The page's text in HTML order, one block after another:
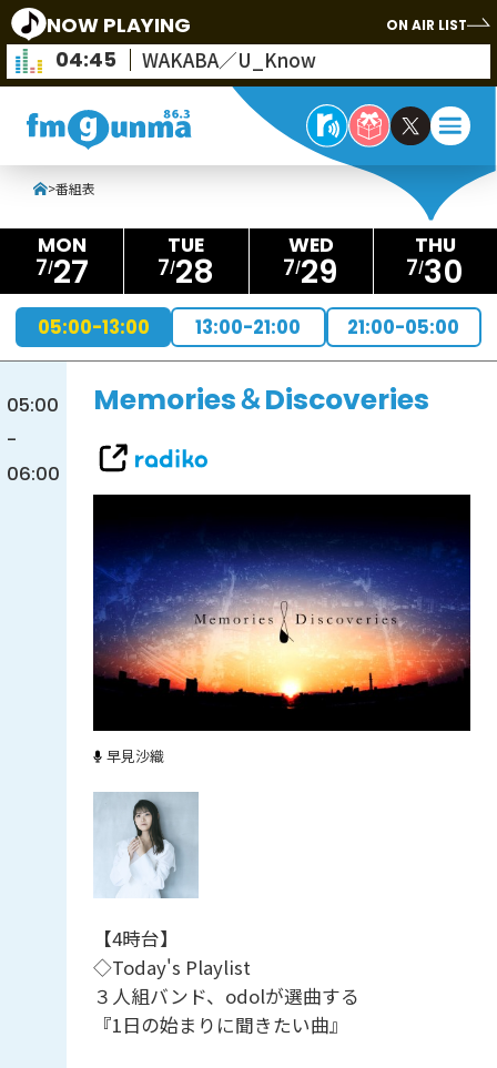
NOW PLAYING ON AIR LIST
04:45 WAKABA／U_Know
>番組表
7 27 7 28 7 29 7 30
05:00-13:00 13:00-21:00 21:00-05:00
05:00
-
06:00
Memories＆Discoveries
早見沙織
【4時台】
◇Today's Playlist
３人組バンド、odolが選曲する
『1日の始まりに聞きたい曲』